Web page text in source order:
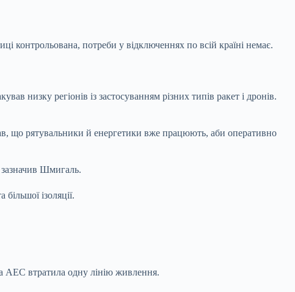
контрольована, потреби у відключеннях по всій країні немає.
низку регіонів із застосуванням різних типів ракет і дронів.
що рятувальники й енергетики вже працюють, аби оперативно
зазначив Шмигаль.
ізоляції.
АЕС втратила одну лінію живлення.